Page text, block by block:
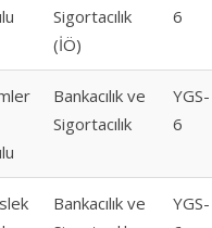
Sigortacılık
(İÖ)
6
Bankacılık ve
Sigortacılık
YGS-
6
Bankacılık ve
YGS-